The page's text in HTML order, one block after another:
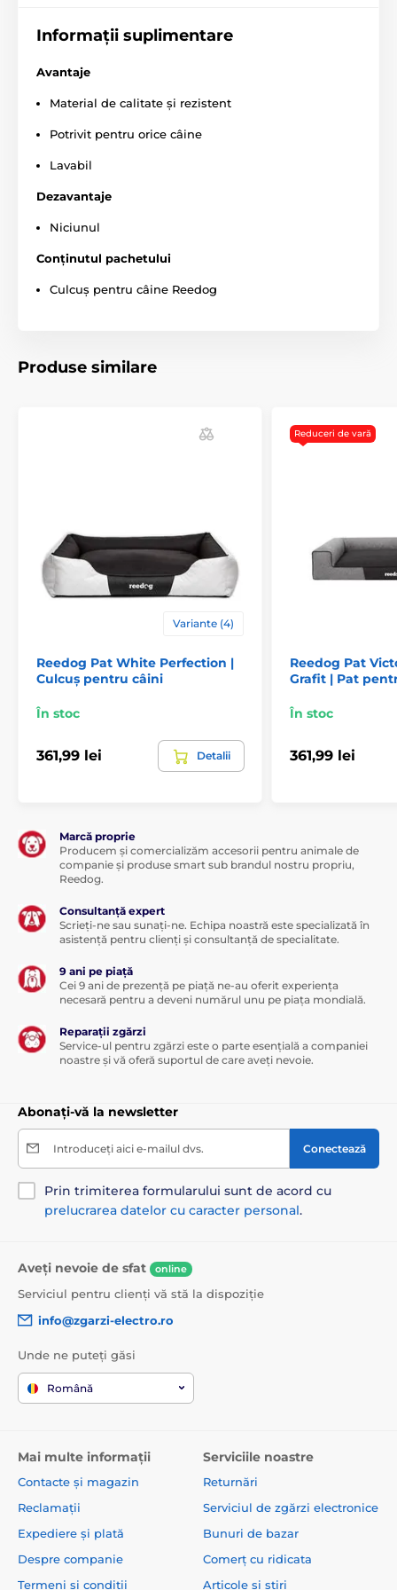
Produsul este inclus în categoria
Paturi și culcușuri pentru câini
Pentru câini mici
Pentru câini de talie medie
Pentru câini mari
Informații suplimentare
Avantaje
Material de calitate și rezistent
Potrivit pentru orice câine
Lavabil
Dezavantaje
Niciunul
Conținutul pachetului
Culcuș pentru câine Reedog
Produse similare
Variante (4)
Reedog Pat White Perfection |
Culcuș pentru câini
În stoc
361,99 lei Detalii
Reduceri de vară
Reedog Pat
Grafit | Pat
În stoc
361,99 lei
Marcă proprie
Producem și comercializăm accesorii pentru animale de
companie și produse smart sub brandul nostru propriu,
Reedog.
Consultanță expert
Scrieți-ne sau sunați-ne. Echipa noastră este specializată în
asistență pentru clienți și consultanță de specialitate.
9 ani pe piață
Cei 9 ani de prezență pe piață ne-au oferit experiența
necesară pentru a deveni numărul unu pe piața mondială.
Reparații zgărzi
Service-ul pentru zgărzi este o parte esențială a companiei
noastre și vă oferă suportul de care aveți nevoie.
Abonați-vă la newsletter
Introduceți aici e-mailul dvs. Conectează
Prin trimiterea formularului sunt de acord cu
prelucrarea datelor cu caracter personal.
Aveți nevoie de sfat online
Serviciul pentru clienți vă stă la dispoziție
info@zgarzi-electro.ro
Unde ne puteți găsi
Română
Mai multe informații
Contacte și magazin
Reclamații
Expediere și plată
Despre companie
Termeni și condiții
Serviciile noastre
Returnări
Serviciul de zgărzi electronice
Bunuri de bazar
Comerț cu ridicata
Articole și știri